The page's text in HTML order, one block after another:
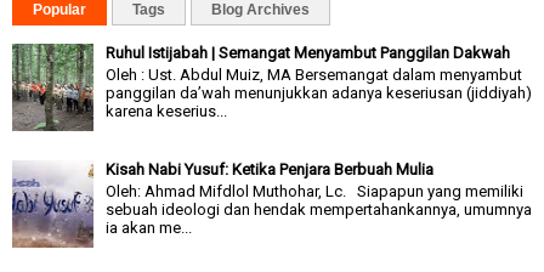
Popular Tags Blog Archives
Ruhul Istijabah | Semangat Menyambut Panggilan Dakwah
Oleh : Ust. Abdul Muiz, MA Bersemangat dalam menyambut
panggilan da’wah menunjukkan adanya keseriusan (jiddiyah)
karena keserius...
Kisah Nabi Yusuf: Ketika Penjara Berbuah Mulia
Oleh: Ahmad Mifdlol Muthohar, Lc. Siapapun yang memiliki
sebuah ideologi dan hendak mempertahankannya, umumnya
ia akan me...